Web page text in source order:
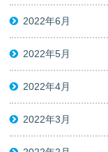
2022年6月
2022年5月
2022年4月
2022年3月